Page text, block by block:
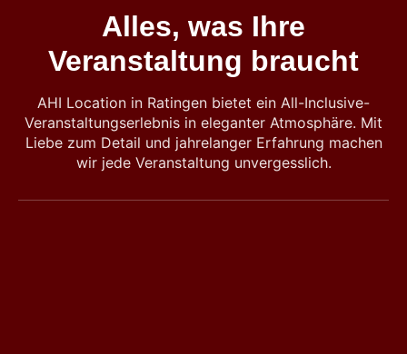
Alles, was Ihre
Veranstaltung braucht
AHI Location in Ratingen bietet ein All-Inclusive-
Veranstaltungserlebnis in eleganter Atmosphäre. Mit
Liebe zum Detail und jahrelanger Erfahrung machen
wir jede Veranstaltung unvergesslich.